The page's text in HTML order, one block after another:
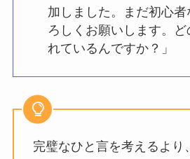
加しました。まだ初心者
ろしくお願いします。ど
れているんですか？」
完璧なひと言を考えるより